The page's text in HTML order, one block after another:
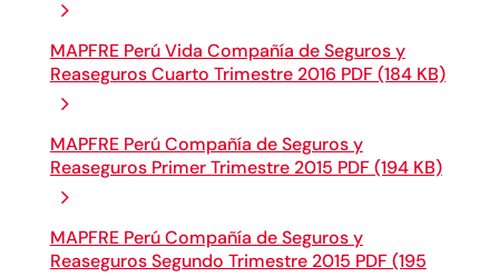
MAPFRE Perú Vida Compañía de Seguros y
Reaseguros Cuarto Trimestre 2016 PDF (184 KB)
MAPFRE Perú Compañía de Seguros y
Reaseguros Primer Trimestre 2015 PDF (194 KB)
MAPFRE Perú Compañía de Seguros y
Reaseguros Segundo Trimestre 2015 PDF (195